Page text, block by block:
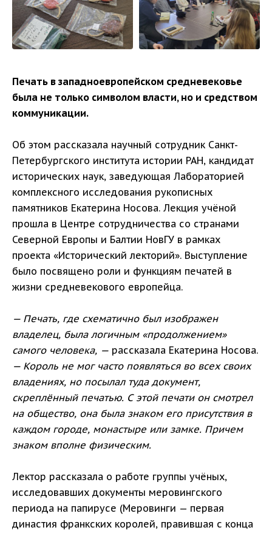
Печать в западноевропейском средневековье
была не только символом власти, но и средством
коммуникации.
Об этом рассказала научный сотрудник Санкт-
Петербургского института истории РАН, кандидат
исторических наук, заведующая Лабораторией
комплексного исследования рукописных
памятников Екатерина Носова. Лекция учёной
прошла в Центре сотрудничества со странами
Северной Европы и Балтии НовГУ в рамках
проекта «Исторический лекторий». Выступление
было посвящено роли и функциям печатей в
жизни средневекового европейца.
— Печать, где схематично был изображен
владелец, была логичным «продолжением»
самого человека, — рассказала Екатерина Носова.
— Король не мог часто появляться во всех своих
владениях, но посылал туда документ,
скреплённый печатью. С этой печати он смотрел
на общество, она была знаком его присутствия в
каждом городе, монастыре или замке. Причем
знаком вполне физическим.
Лектор рассказала о работе группы учёных,
исследовавших документы меровингского
периода на папирусе (Меровинги — первая
династия франкских королей, правившая с конца